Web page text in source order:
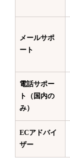
メールサポ
ート
電話サポー
ト（国内の
み）
ECアドバイ
ザー